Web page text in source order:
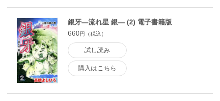
銀牙―流れ星 銀― (2) 電子書籍版
660円（税込）
試し読み
購入はこちら